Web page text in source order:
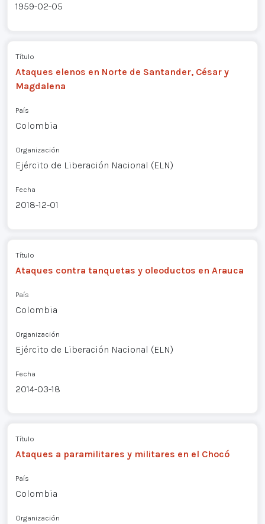
1959-02-05
Título
Ataques elenos en Norte de Santander, César y
Magdalena
País
Colombia
Organización
Ejército de Liberación Nacional (ELN)
Fecha
2018-12-01
Título
Ataques contra tanquetas y oleoductos en Arauca
País
Colombia
Organización
Ejército de Liberación Nacional (ELN)
Fecha
2014-03-18
Título
Ataques a paramilitares y militares en el Chocó
País
Colombia
Organización